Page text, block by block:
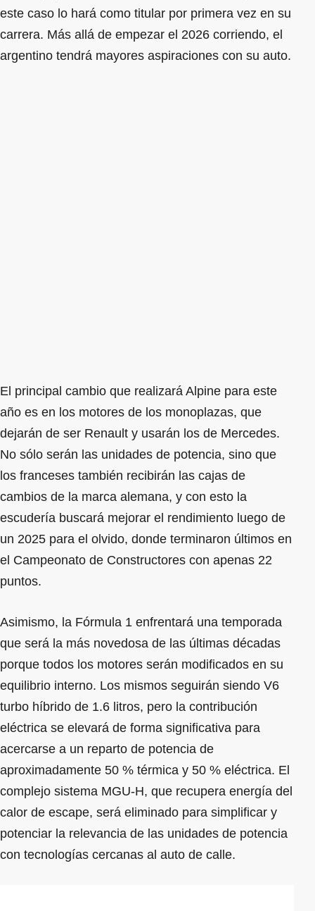
este caso lo hará como titular por primera vez en su
carrera. Más allá de empezar el 2026 corriendo, el
argentino tendrá mayores aspiraciones con su auto.
El principal cambio que realizará Alpine para este
año es en los motores de los monoplazas, que
dejarán de ser Renault y usarán los de Mercedes.
No sólo serán las unidades de potencia, sino que
los franceses también recibirán las cajas de
cambios de la marca alemana, y con esto la
escudería buscará mejorar el rendimiento luego de
un 2025 para el olvido, donde terminaron últimos en
el Campeonato de Constructores con apenas 22
puntos.
Asimismo, la Fórmula 1 enfrentará una temporada
que será la más novedosa de las últimas décadas
porque todos los motores serán modificados en su
equilibrio interno. Los mismos seguirán siendo V6
turbo híbrido de 1.6 litros, pero la contribución
eléctrica se elevará de forma significativa para
acercarse a un reparto de potencia de
aproximadamente 50 % térmica y 50 % eléctrica. El
complejo sistema MGU-H, que recupera energía del
calor de escape, será eliminado para simplificar y
potenciar la relevancia de las unidades de potencia
con tecnologías cercanas al auto de calle.